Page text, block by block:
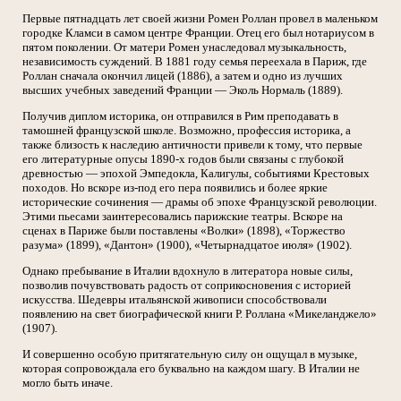
Первые пятнадцать лет своей жизни Ромен Роллан провел в маленьком
городке Кламси в самом центре Франции. Отец его был нотариусом в
пятом поколении. От матери Ромен унаследовал музыкальность,
независимость суждений. В 1881 году семья переехала в Париж, где
Роллан сначала окончил лицей (1886), а затем и одно из лучших
высших учебных заведений Франции — Эколь Нормаль (1889).
Получив диплом историка, он отправился в Рим преподавать в
тамошней французской школе. Возможно, профессия историка, а
также близость к наследию античности привели к тому, что первые
его литературные опусы 1890-х годов были связаны с глубокой
древностью — эпохой Эмпедокла, Калигулы, событиями Крестовых
походов. Но вскоре из-под его пера появились и более яркие
исторические сочинения — драмы об эпохе Французской революции.
Этими пьесами заинтересовались парижские театры. Вскоре на
сценах в Париже были поставлены «Волки» (1898), «Торжество
разума» (1899), «Дантон» (1900), «Четырнадцатое июля» (1902).
Однако пребывание в Италии вдохнуло в литератора новые силы,
позволив почувствовать радость от соприкосновения с историей
искусства. Шедевры итальянской живописи способствовали
появлению на свет биографической книги Р. Роллана «Микеланджело»
(1907).
И совершенно особую притягательную силу он ощущал в музыке,
которая сопровождала его буквально на каждом шагу. В Италии не
могло быть иначе.